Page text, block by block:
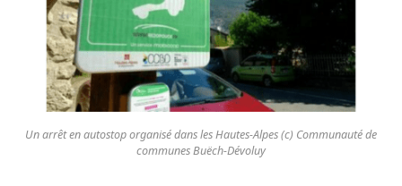
Un arrêt en autostop organisé dans les Hautes-Alpes (c) Communauté de
communes Buëch-Dévoluy